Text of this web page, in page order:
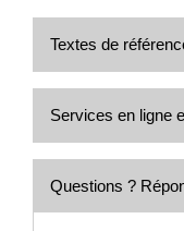
Textes de
Services en ligne
Questions ?